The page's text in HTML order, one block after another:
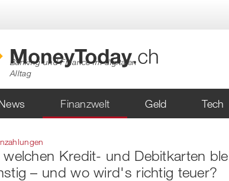
Banking und Finance im digitalen
Alltag
Finanzwelt Geld Tech
welchen Kredit- und Debitkarten
– und wo wird's richtig teuer?